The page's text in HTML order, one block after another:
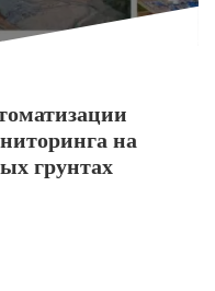
на
грунтах